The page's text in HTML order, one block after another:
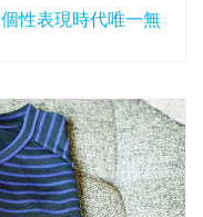
性表現時代唯一無